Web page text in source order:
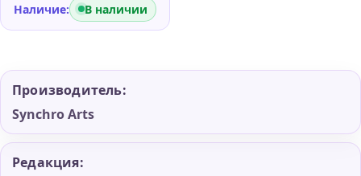
Наличие: В наличии
Производитель:
Synchro Arts
Редакция: